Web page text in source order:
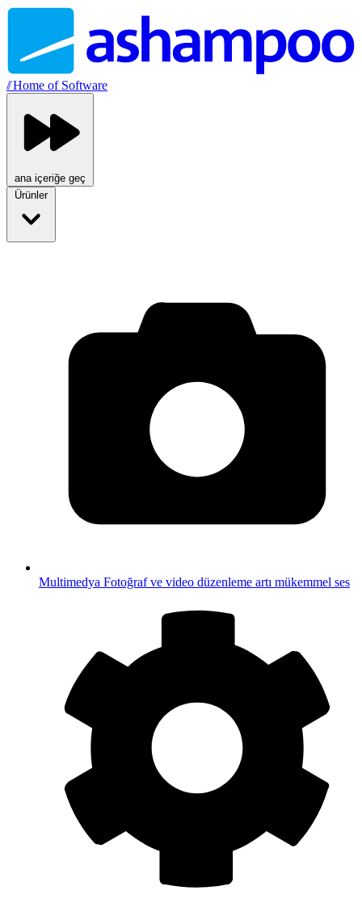
//Home of Software
ana içeriğe geç
Ürünler
Multimedya Fotoğraf ve video düzenleme artı mükemmel ses